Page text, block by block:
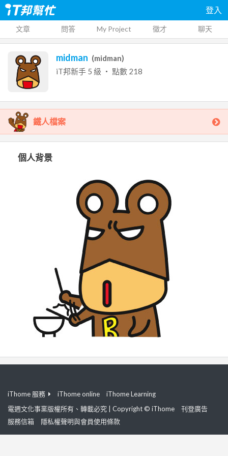
登入
文章 問答 My Project 徵才 聊天
midman (midman)
iT邦新手 5 級 ‧ 點數 218
鐵人檔案
個人背景
iThome 服務 iThome online
iThome Learning
電週文化事業版權所有、轉載必究 | Copyright © iThome
刊登廣告
服務信箱
隱私權聲明與會員使用條款